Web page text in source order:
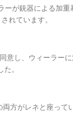
が銃器による加重
れています。
意し、ウィーラー
。
方がレネと座って